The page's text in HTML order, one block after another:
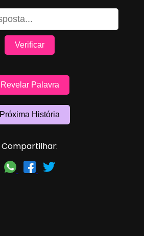
Verificar
Revelar Palavra
Próxima História
Compartilhar: